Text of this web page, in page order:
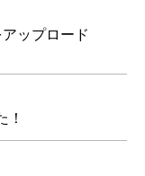
ップロード
！